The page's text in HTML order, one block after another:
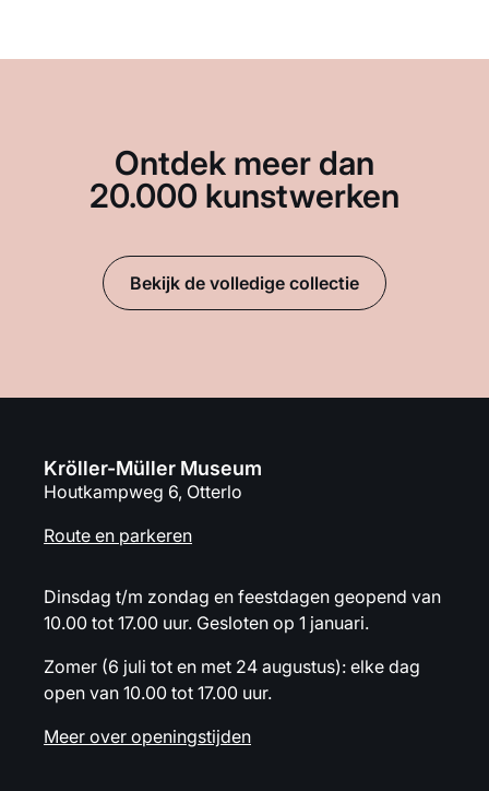
Ontdek meer dan
20.000 kunstwerken
Bekijk de volledige collectie
Kröller-Müller Museum
Houtkampweg 6, Otterlo
Route en parkeren
Dinsdag t/m zondag en feestdagen geopend van
10.00 tot 17.00 uur. Gesloten op 1 januari.
Zomer (6 juli tot en met 24 augustus): elke dag
open van 10.00 tot 17.00 uur.
Meer over openingstijden